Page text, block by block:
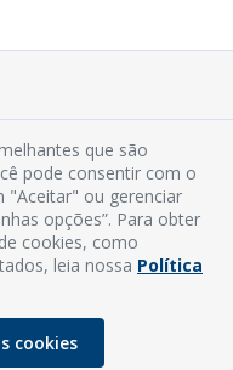
Brito, S/N - Centro
- RN
2032
das 8h às 12h
que são
pode consentir com o
"Aceitar" ou gerenciar
opções”. Para obter
cookies, como
leia nossa Política
cookies